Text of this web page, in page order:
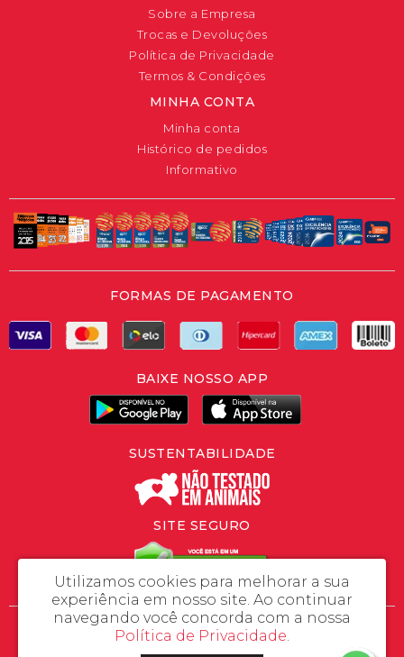
Sobre a Empresa
Trocas e Devoluções
Política de Privacidade
Termos & Condições
MINHA CONTA
Minha conta
Histórico de pedidos
Informativo
FORMAS DE PAGAMENTO
BAIXE NOSSO APP
SUSTENTABILIDADE
SITE SEGURO
SLV Importação e Exportação - CNPJ: 46.558.446/0001-37
Utilizamos cookies para melhorar a sua
experiência em nosso site. Ao continuar
navegando você concorda com a nossa
Política de Privacidade.